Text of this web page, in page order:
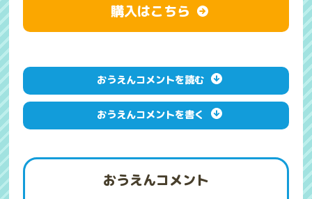
購入はこちら
おうえんコメントを読む
おうえんコメントを書く
おうえんコメント